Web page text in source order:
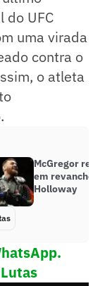
do UFC
uma virada
contra o
o atleta
McGregor
em revanche
Holloway